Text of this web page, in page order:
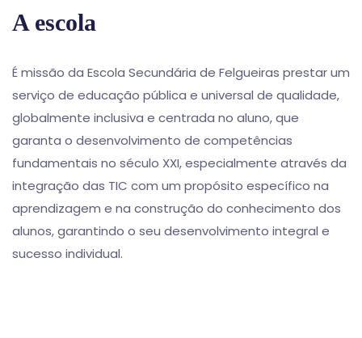
A escola
É missão da Escola Secundária de Felgueiras prestar um
serviço de educação pública e universal de qualidade,
globalmente inclusiva e centrada no aluno, que
garanta o desenvolvimento de competências
fundamentais no século XXI, especialmente através da
integração das TIC com um propósito específico na
aprendizagem e na construção do conhecimento dos
alunos, garantindo o seu desenvolvimento integral e
sucesso individual.